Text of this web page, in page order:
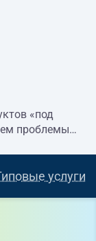
проблемы
услуги